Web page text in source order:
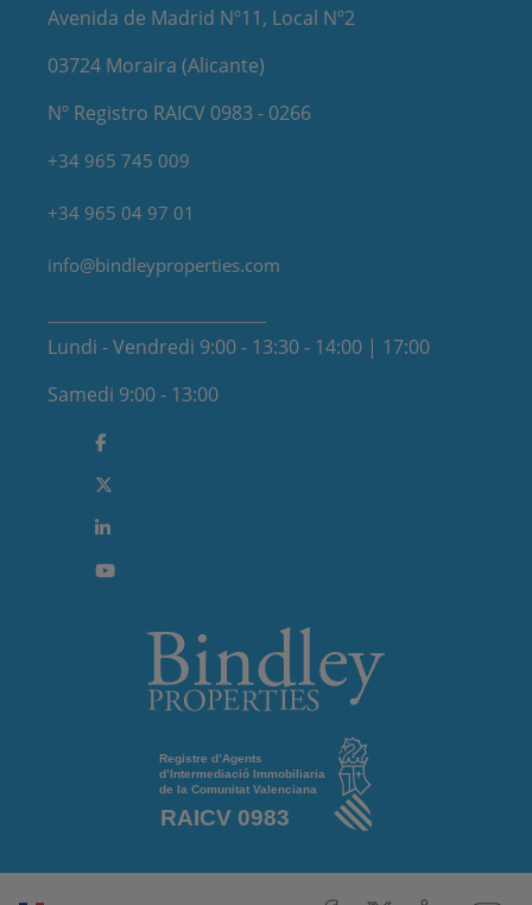
Avenida de Madrid Nº11, Local Nº2
03724 Moraira (Alicante)
Nº Registro RAICV 0983 - 0266
+34 965 745 009
+34 965 04 97 01
info@bindleyproperties.com
Lundi - Vendredi 9:00 - 13:30 - 14:00 | 17:00
Samedi 9:00 - 13:00